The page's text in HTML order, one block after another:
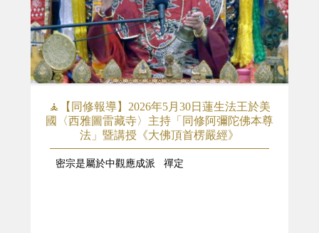
🧘【同修報導】2026年5月30日蓮生法王於美
國〈西雅圖雷藏寺〉主持「同修阿彌陀佛本尊
法」暨講授《大佛頂首楞嚴經》
密宗是屬於中觀應成派 禪定